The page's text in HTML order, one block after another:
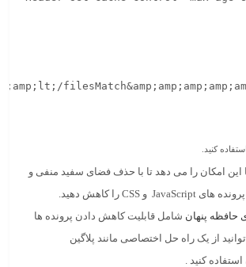
امکان را می دهد تا با حذف فضای سفید منفی و
غیر ضروری ، اندازه پرونده های JavaScript و CSS را کاهش دهید.
حافظه پنهان شامل قابلیت کاهش دادن پرونده ها
از یک راه حل اختصاصی مانند پلاگین